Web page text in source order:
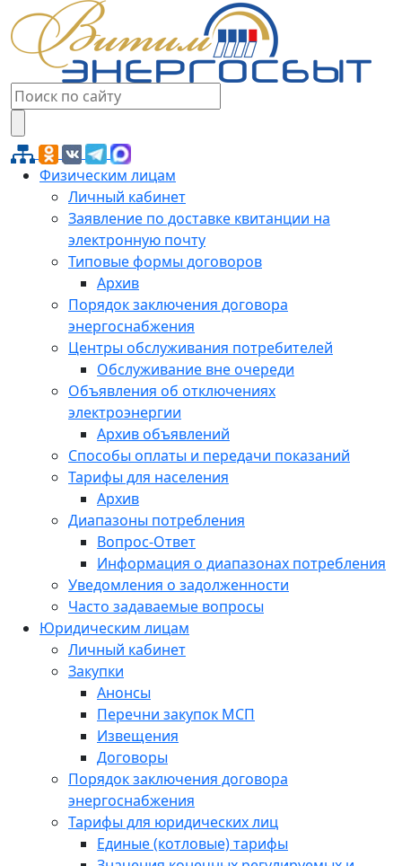
Физическим лицам
Личный кабинет
Заявление по доставке квитанции на
электронную почту
Типовые формы договоров
Архив
Порядок заключения договора
энергоснабжения
Центры обслуживания потребителей
Обслуживание вне очереди
Объявления об отключениях
электроэнергии
Архив объявлений
Способы оплаты и передачи показаний
Тарифы для населения
Архив
Диапазоны потребления
Вопрос-Ответ
Информация о диапазонах потребления
Уведомления о задолженности
Часто задаваемые вопросы
Юридическим лицам
Личный кабинет
Закупки
Анонсы
Перечни закупок МСП
Извещения
Договоры
Порядок заключения договора
энергоснабжения
Тарифы для юридических лиц
Единые (котловые) тарифы